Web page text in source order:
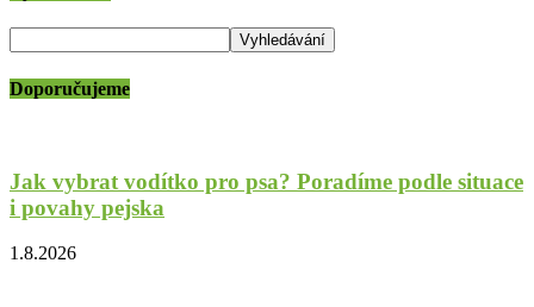
Doporučujeme
Jak vybrat vodítko pro psa? Poradíme podle situace
i povahy pejska
1.8.2026